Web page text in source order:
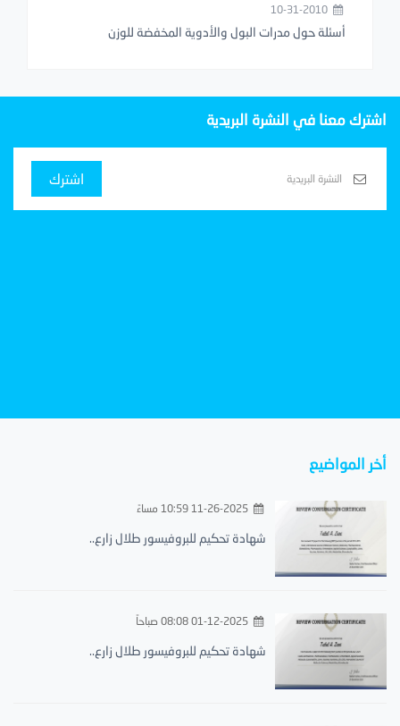
أسئلة حول مدرات البول والأدوية المخفضة للوزن
اشترك معنا في النشرة البريدية
اشترك
أخر المواضيع
11-26-2025 10:59 مساءً
شهادة تحكيم للبروفيسور طلال زارع..
01-12-2025 08:08 صباحاً
شهادة تحكيم للبروفيسور طلال زارع..